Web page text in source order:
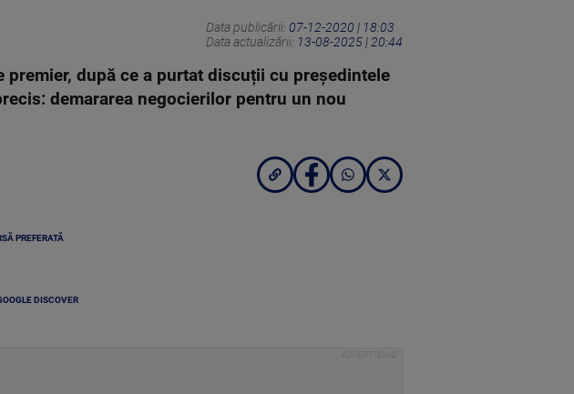
Data publicării: 07-12-2020 | 18:03
Data actualizării: 13-08-2025 | 20:44
după ce a purtat discuții cu președintele
demararea negocierilor pentru un nou
PREFERATĂ
DISCOVER